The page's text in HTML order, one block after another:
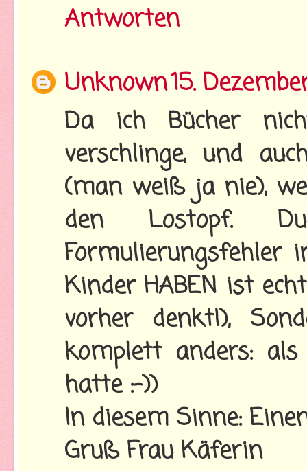
Antworten
Unknown15.
Da ich Bücher
verschlinge, und
(man weiß ja nie),
den Lostopf.
Formulierungsfehler
Kinder HABEN ist
vorher denkt!),
komplett anders:
hatte :-))
In diesem Sinne:
Gruß Frau Käferin